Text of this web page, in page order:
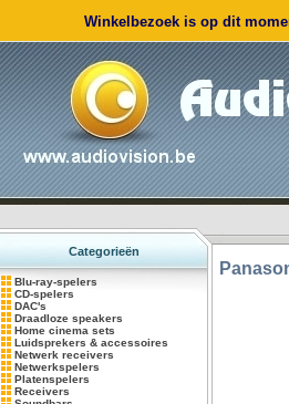
Winkelbezoek is op dit
Categorieën
Blu-ray-spelers
CD-spelers
DAC's
Draadloze speakers
Home cinema sets
Luidsprekers & accessoires
Netwerk receivers
Netwerkspelers
Platenspelers
Receivers